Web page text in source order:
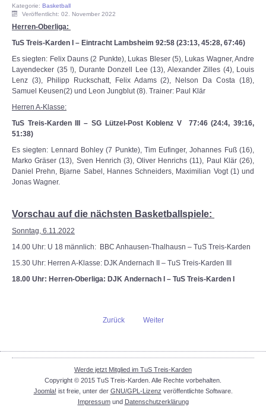
Kategorie: Basketball
Veröffentlicht: 02. November 2022
Herren-Oberliga:
TuS Treis-Karden I – Eintracht Lambsheim 92:58 (23:13, 45:28, 67:46)
Es siegten: Felix Dauns (2 Punkte), Lukas Bleser (5), Lukas Wagner, Andre
Layendecker (35 !), Durante Donzell Lee (13), Alexander Zilles (4), Louis
Lenz (3), Philipp Ruckschatt, Felix Adams (2), Nelson Da Costa (18),
Samuel Keusen(2) und Leon Jungblut (8). Trainer: Paul Klär
Herren A-Klasse:
TuS Treis-Karden III – SG Lützel-Post Koblenz V 77:46 (24:4, 39:16,
51:38)
Es siegten: Lennard Bohley (7 Punkte), Tim Eufinger, Johannes Fuß (16),
Marko Gräser (13), Sven Henrich (3), Oliver Henrichs (11), Paul Klär (26),
Daniel Prehn, Bjarne Sabel, Hannes Schneiders, Maximilian Vogt (1) und
Jonas Wagner.
Vorschau auf die nächsten Basketballspiele:
Sonntag, 6.11.2022
14.00 Uhr: U 18 männlich: BBC Anhausen-Thalhausn – TuS Treis-Karden
15.30 Uhr: Herren A-Klasse: DJK Andernach II – TuS Treis-Karden III
18.00 Uhr: Herren-Oberliga: DJK Andernach I – TuS Treis-Karden I
Zurück Weiter
Werde jetzt Mitglied im TuS Treis-Karden
Copyright © 2015 TuS Treis-Karden. Alle Rechte vorbehalten.
Joomla! ist freie, unter der GNU/GPL-Lizenz veröffentlichte Software.
Impressumund Datenschutzerklärung